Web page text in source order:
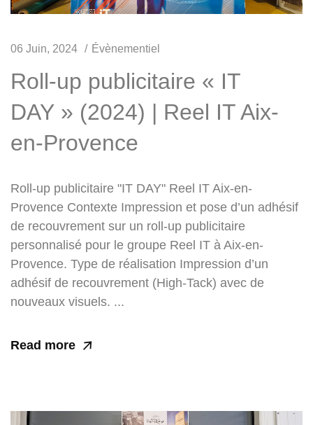
06 Juin, 2024 Évènementiel
Roll-up publicitaire « IT
DAY » (2024) | Reel IT Aix-
en-Provence
Roll-up publicitaire "IT DAY" Reel IT Aix-en-
Provence Contexte Impression et pose d’un adhésif
de recouvrement sur un roll-up publicitaire
personnalisé pour le groupe Reel IT à Aix-en-
Provence. Type de réalisation Impression d’un
adhésif de recouvrement (High-Tack) avec de
nouveaux visuels. ...
Read more